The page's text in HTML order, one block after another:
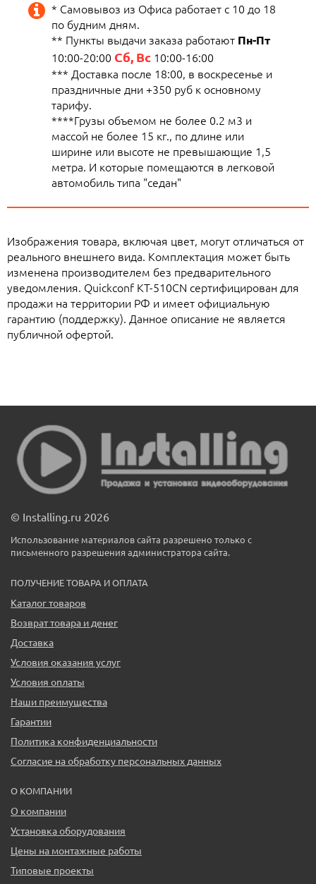
* Самовывоз из Офиса работает с 10 до 18
по будним дням.
** Пункты выдачи заказа работают Пн-Пт
10:00-20:00 Сб, Вс 10:00-16:00
*** Доставка после 18:00, в воскресенье и
праздничные дни +350 руб к основному
тарифу.
****Грузы объемом не более 0.2 м3 и
массой не более 15 кг., по длине или
ширине или высоте не превышающие 1,5
метра. И которые помещаются в легковой
автомобиль типа "седан"
Изображения товара, включая цвет, могут отличаться от
реального внешнего вида. Комплектация может быть
изменена производителем без предварительного
уведомления. Quickconf KT-510CN сертифицирован для
продажи на территории РФ и имеет официальную
гарантию (поддержку). Данное описание не является
публичной офертой.
© Installing.ru 2026
Использование материалов сайта разрешено только с
письменного разрешения администратора сайта.
ПОЛУЧЕНИЕ ТОВАРА И ОПЛАТА
Каталог товаров
Возврат товара и денег
Доставка
Условия оказания услуг
Условия оплаты
Наши преимущества
Гарантии
Политика конфиденциальности
Согласие на обработку персональных данных
О КОМПАНИИ
О компании
Установка оборудования
Цены на монтажные работы
Типовые проекты